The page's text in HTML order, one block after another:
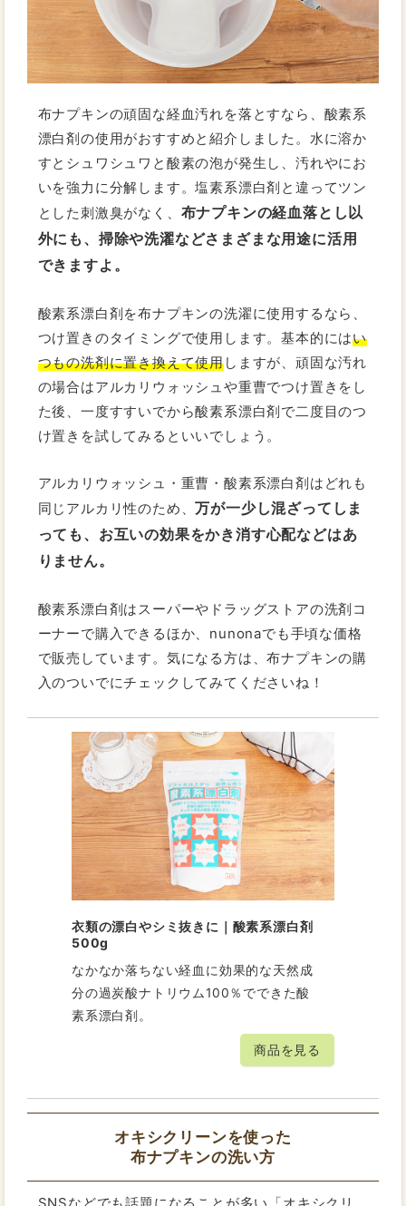
布ナプキンの頑固な経血汚れを落とすなら、酸素系
漂白剤の使用がおすすめと紹介しました。水に溶か
すとシュワシュワと酸素の泡が発生し、汚れやにお
いを強力に分解します。塩素系漂白剤と違ってツン
とした刺激臭がなく、 布ナプキンの経血落とし以
外にも、掃除や洗濯などさまざまな用途に活用
できますよ。
酸素系漂白剤を布ナプキンの洗濯に使用するなら、
つけ置きのタイミングで使用します。基本的にはい
つもの洗剤に置き換えて使用しますが、頑固な汚れ
の場合はアルカリウォッシュや重曹でつけ置きをし
た後、一度すすいでから酸素系漂白剤で二度目のつ
け置きを試してみるといいでしょう。
アルカリウォッシュ・重曹・酸素系漂白剤はどれも
同じアルカリ性のため、万が一少し混ざってしま
っても、お互いの効果をかき消す心配などはあ
りません。
酸素系漂白剤はスーパーやドラッグストアの洗剤コ
ーナーで購入できるほか、nunonaでも手頃な価格
で販売しています。気になる方は、布ナプキンの購
入のついでにチェックしてみてくださいね！
衣類の漂白やシミ抜きに｜酸素系漂白剤
500g
なかなか落ちない経血に効果的な天然成
分の過炭酸ナトリウム100％でできた酸
素系漂白剤。
商品を見る
オキシクリーンを使った
布ナプキンの洗い方